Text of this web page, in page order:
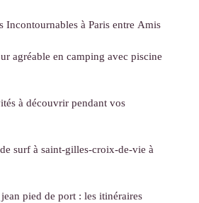
Incontournables à Paris entre Amis
agréable en camping avec piscine
à découvrir pendant vos
surf à saint-gilles-croix-de-vie à
pied de port : les itinéraires